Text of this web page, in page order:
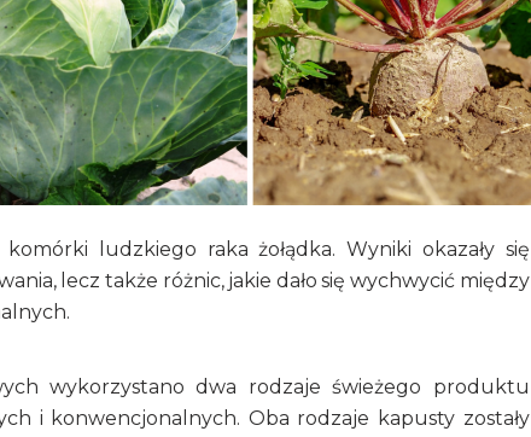
ludzkiego raka żołądka. Wyniki okazały się
lecz także różnic, jakie dało się wychwycić między
wykorzystano dwa rodzaje świeżego produktu
i konwencjonalnych. Oba rodzaje kapusty zostały